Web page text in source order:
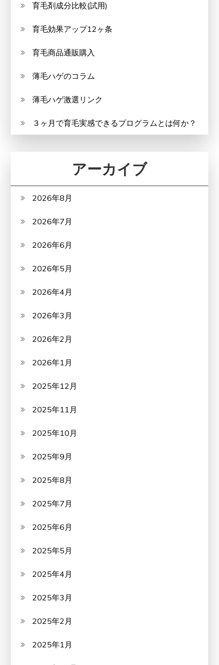
育毛剤成分比較(試用)
育毛効果アップ12ヶ条
育毛商品通販購入
薄毛ハゲのコラム
薄毛ハゲ激選リンク
３ヶ月で育毛実感できるプログラムとは何か？
アーカイブ
2026年8月
2026年7月
2026年6月
2026年5月
2026年4月
2026年3月
2026年2月
2026年1月
2025年12月
2025年11月
2025年10月
2025年9月
2025年8月
2025年7月
2025年6月
2025年5月
2025年4月
2025年3月
2025年2月
2025年1月